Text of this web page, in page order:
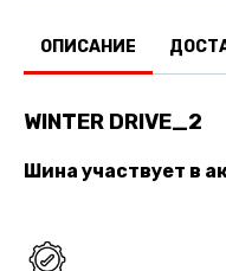
ОПИСАНИЕ
WINTER DRIVE_2
Шина участвует в